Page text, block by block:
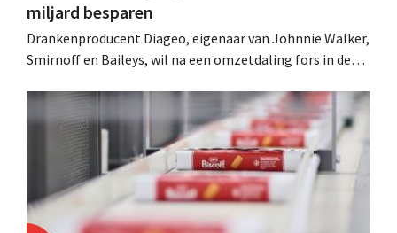
miljard besparen
Drankenproducent Diageo, eigenaar van Johnnie Walker,
Smirnoff en Baileys, wil na een omzetdaling fors in de
andere Guiness en voorgemixte cocktails.